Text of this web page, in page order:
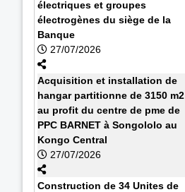
électriques et groupes
électrogènes du siège de la
Banque
27/07/2026
Acquisition et installation de
hangar partitionne de 3150 m2
au profit du centre de pme de
PPC BARNET à Songololo au
Kongo Central
27/07/2026
Construction de 34 Unites de